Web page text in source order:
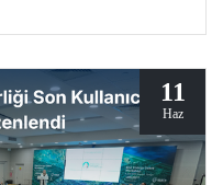
11
Haz